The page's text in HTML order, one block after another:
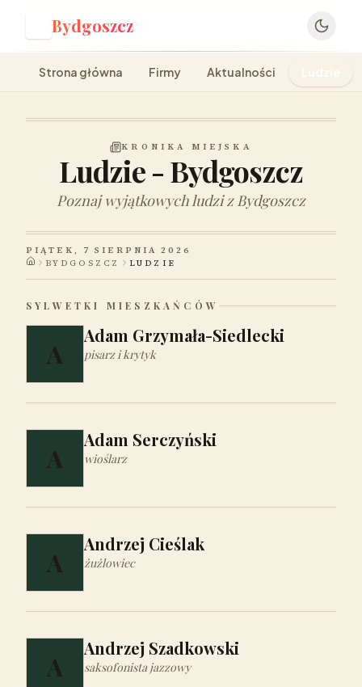
Bydgoszcz
Strona główna Firmy Aktualności Ludzie
KRONIKA MIEJSKA
Ludzie - Bydgoszcz
Poznaj wyjątkowych ludzi z Bydgoszcz
PIĄTEK, 7 SIERPNIA 2026
BYDGOSZCZ
LUDZIE
SYLWETKI MIESZKAŃCÓW
A
Adam Grzymała-Siedlecki
pisarz i krytyk
A
Adam Serczyński
wioślarz
A
Andrzej Cieślak
żużlowiec
A
Andrzej Szadkowski
saksofonista jazzowy